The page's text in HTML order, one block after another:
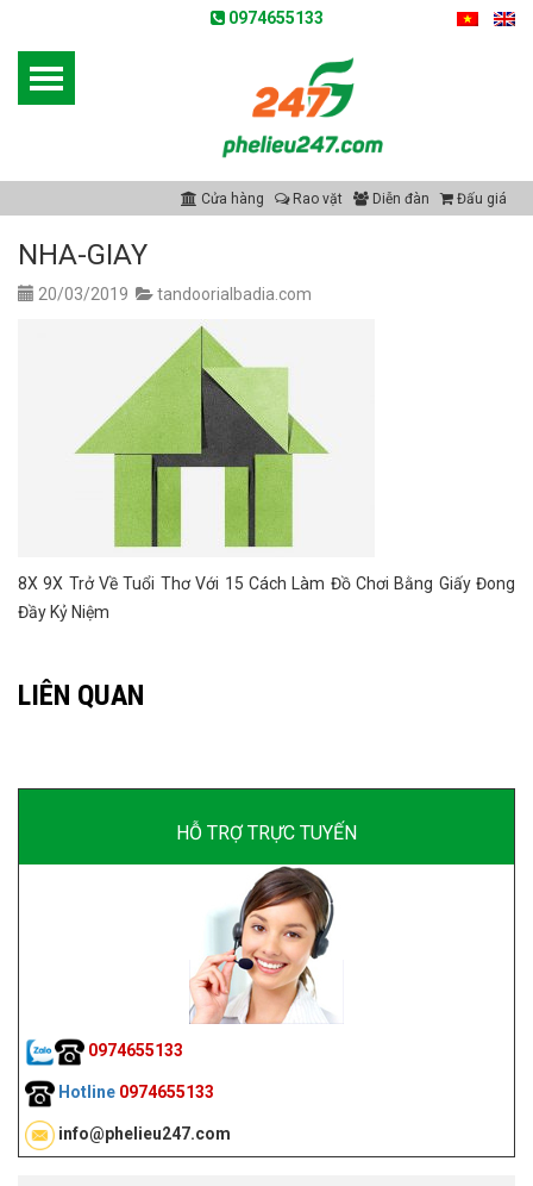
0974655133
Cửa hàng Rao vặt Diễn đàn Đấu giá
NHA-GIAY
20/03/2019 tandoorialbadia.com
8X 9X Trở Về Tuổi Thơ Với 15 Cách Làm Đồ Chơi Bằng Giấy Đong
Đầy Kỷ Niệm
LIÊN QUAN
HỖ TRỢ TRỰC TUYẾN
0974655133
Hotline 0974655133
info@phelieu247.com